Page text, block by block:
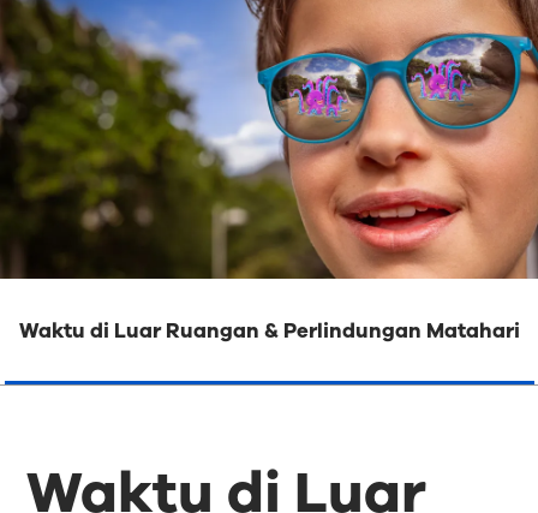
Waktu di Luar Ruangan & Perlindungan Matahari
Waktu di Luar